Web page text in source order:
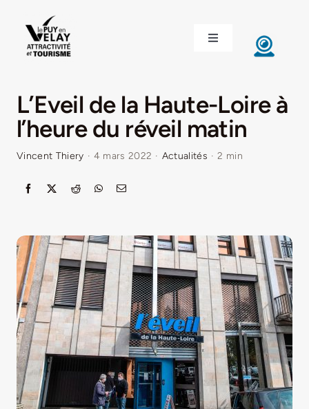
contenu
Toggle
Navigation
DÉCOUVRIR LE VELAY
INVESTIR EN VELAY
CONGRÈS ET SÉMINAIRES
LE VELAY RECRUTE
LA ROUTE DES PRODUCTEURS
NOUS CONTACTER
L’Eveil de la Haute-Loire à
l’heure du réveil matin
Vincent Thiery · 4 mars 2022 · Actualités · 2 min